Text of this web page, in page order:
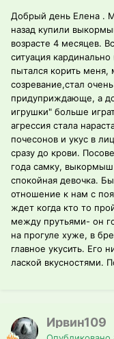
Добрый день Елена .
назад купили
возрасте 4 месяцев.
ситуация
пытался корить меня,
созревание,стал
придуприждающе, а
игрушки" больше
агрессия стала
почесонов и укус в
сразу до крови.
года самку, выкормыш
спокойная девочка.
отношение к нам с
ждет когда кто то
между прутьями- он
на прогуле хуже, в
главное укусить. Его
лаской вкусностями.
Ирвин109